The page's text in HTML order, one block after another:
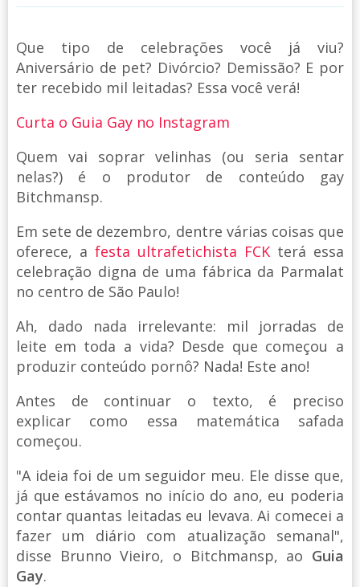
Que tipo de celebrações você já viu?
Aniversário de pet? Divórcio? Demissão? E por
ter recebido mil leitadas? Essa você verá!
Curta o Guia Gay no Instagram
Quem vai soprar velinhas (ou seria sentar
nelas?) é o produtor de conteúdo gay
Bitchmansp.
Em sete de dezembro, dentre várias coisas que
oferece, a festa ultrafetichista FCK terá essa
celebração digna de uma fábrica da Parmalat
no centro de São Paulo!
Ah, dado nada irrelevante: mil jorradas de
leite em toda a vida? Desde que começou a
produzir conteúdo pornô? Nada! Este ano!
Antes de continuar o texto, é preciso
explicar como essa matemática safada
começou.
"A ideia foi de um seguidor meu. Ele disse que,
já que estávamos no início do ano, eu poderia
contar quantas leitadas eu levava. Ai comecei a
fazer um diário com atualização semanal",
disse Brunno Vieiro, o Bitchmansp, ao Guia
Gay.